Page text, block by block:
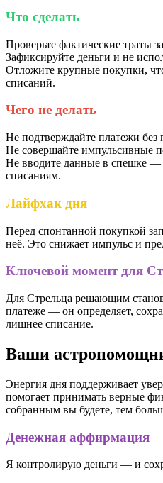
Что сделать
Проверьте фактические траты
Зафиксируйте деньги и не
Отложите крупные покупки,
списаний.
Чего не делать
Не подтверждайте платежи без
Не совершайте импульсивные
Не вводите данные в спешке
списаниям.
Лайфхак дня
Перед спонтанной покупкой
неё. Это снижает импульс и
Ключевой момент для
Для Стрельца решающим
платеже — он определяет,
лишнее списание.
Ваши
Энергия дня поддерживает
помогает принимать верные
собранным вы будете, тем
Денежная аффирмация
Я контролирую деньги — и